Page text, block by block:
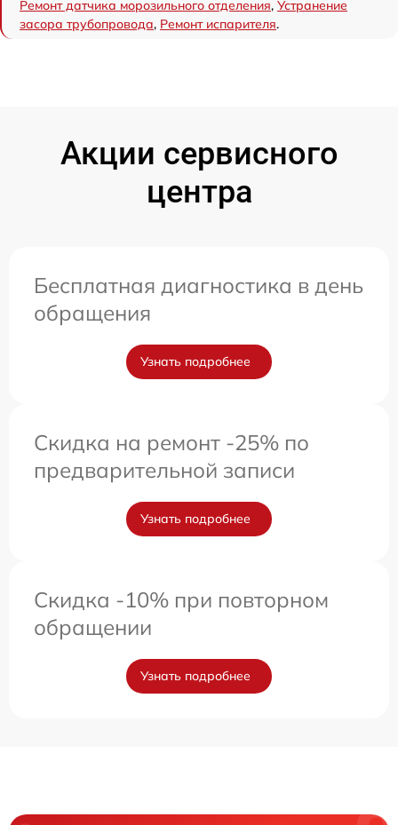
Ремонт датчика морозильного отделения, Устранение
засора трубопровода, Ремонт испарителя.
Акции сервисного
центра
Бесплатная диагностика в день
обращения
Узнать подробнее
Скидка на ремонт -25% по
предварительной записи
Узнать подробнее
Скидка -10% при повторном
обращении
Узнать подробнее